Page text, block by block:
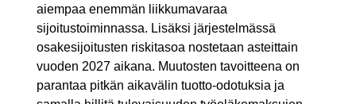
aiempaa enemmän liikkumavaraa
sijoitustoiminnassa. Lisäksi järjestelmässä
osakesijoitusten riskitasoa nostetaan asteittain
vuoden 2027 aikana. Muutosten tavoitteena on
parantaa pitkän aikavälin tuotto-odotuksia ja